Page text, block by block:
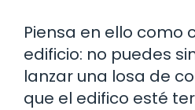
Piensa en ello como
edificio: no puedes
lanzar una losa de
que el edifico esté